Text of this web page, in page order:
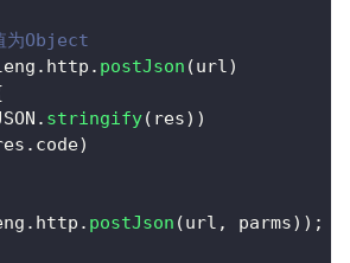
为Object
. http . postJson (url)
. stringify( res) )
. code)
. http . postJson (url , parms) ) ;